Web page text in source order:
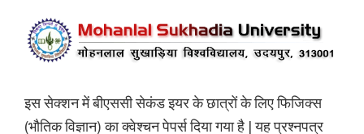
इस सेक्शन में बीएससी सेकंड इयर के छात्रों के लिए फिजिक्स
(भौतिक विज्ञान) का क्वेश्चन पेपर्स दिया गया है | यह प्रश्नपत्र